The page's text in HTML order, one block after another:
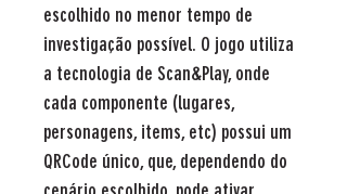
escolhido no menor tempo de
investigação possível. O jogo utiliza
a tecnologia de Scan&Play, onde
cada componente (lugares,
personagens, items, etc) possui um
QRCode único, que, dependendo do